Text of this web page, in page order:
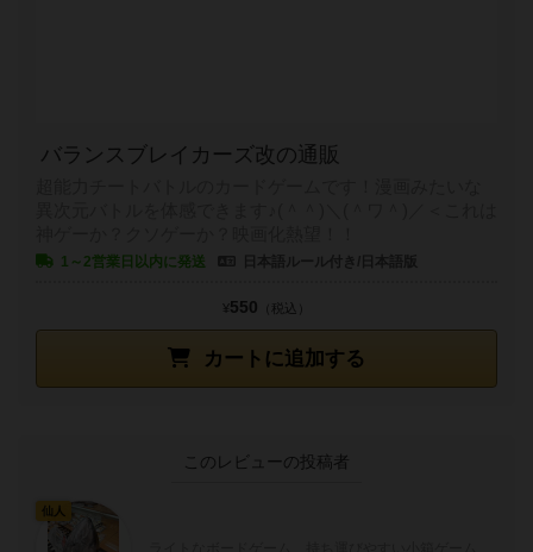
バランスブレイカーズ改の通販
1～2営業日以内に発送
カートに追加する
¥550 （税込）
このレビューの投稿者
仙人